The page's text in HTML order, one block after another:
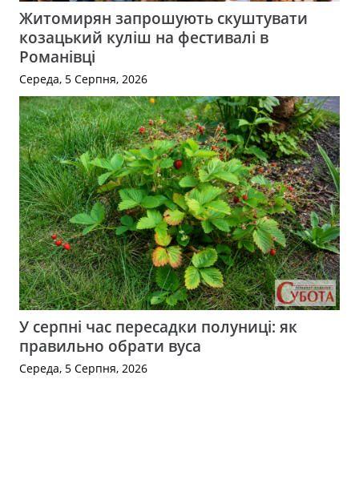
Житомирян запрошують скуштувати
козацький куліш на фестивалі в
Романівці
Середа, 5 Серпня, 2026
У серпні час пересадки полуниці: як
правильно обрати вуса
Середа, 5 Серпня, 2026